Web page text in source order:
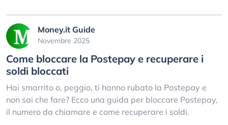
Money.it Guide
Novembre 2025
Come bloccare la Postepay e recuperare i
soldi bloccati
Hai smarrito o, peggio, ti hanno rubato la Postepay e
non sai che fare? Ecco una guida per bloccare Postepay,
il numero da chiamare e come recuperare i soldi.